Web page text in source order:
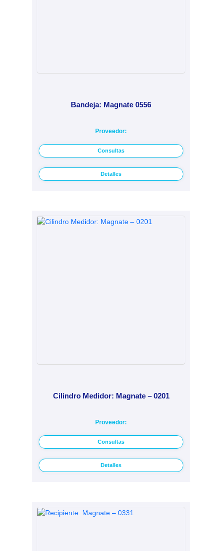
Bandeja: Magnate 0556
Proveedor:
Consultas
Detalles
Cilindro Medidor: Magnate – 0201
Proveedor:
Consultas
Detalles